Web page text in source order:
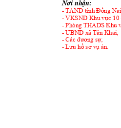
Nơi nhận:
- TAND tỉnh Đồng
- VKSND Khu vực 10
- Phòng THADS Khu
- UBND xã Tân Khai;
- Các đương sự;
- Lưu hồ sơ vụ án.